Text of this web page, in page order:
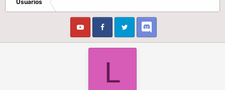
Usuarios
L